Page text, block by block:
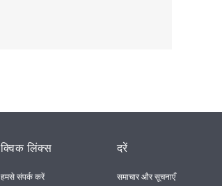
क्विक लिंक्स
हमसे संपर्क करें
दरें
समाचार और सूचनाएँ